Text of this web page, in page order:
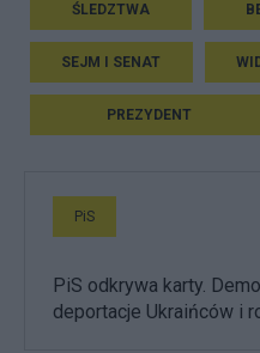
ŚLEDZTWA
SEJM I SENAT
PREZYDENT
PiS
PiS odkrywa karty.
deportacje Ukraińców i